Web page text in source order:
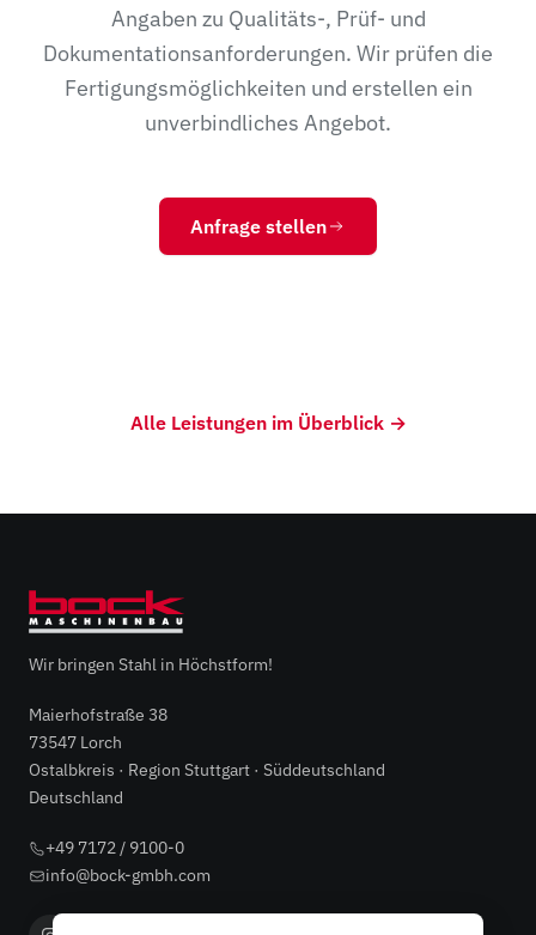
Angaben zu Qualitäts-, Prüf- und
Dokumentationsanforderungen. Wir prüfen die
Fertigungsmöglichkeiten und erstellen ein
unverbindliches Angebot.
Anfrage stellen
Alle Leistungen im Überblick →
Wir bringen Stahl in Höchstform!
Maierhofstraße 38
73547 Lorch
Ostalbkreis · Region Stuttgart · Süddeutschland
Deutschland
+49 7172 / 9100-0
info@bock-gmbh.com